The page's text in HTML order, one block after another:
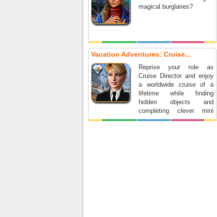
magical burglaries?
Vacation Adventures: Cruise...
Reprise your role as
Cruise Director and enjoy
a worldwide cruise of a
lifetime while finding
hidden objects and
completing clever mini
games.